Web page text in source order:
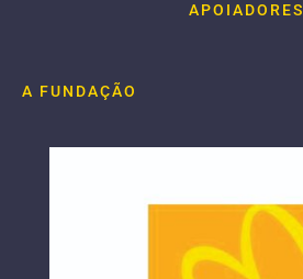
APOIADORES
A FUNDAÇÃO